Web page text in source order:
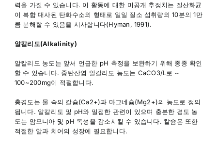
력을 가질 수 있습니다. 이 활동에 대한 미공개 추정치는 질산화균
이 복합 대사된 탄화수소의 형태로 일일 질소 섭취량의 10분의 1만
큼 분해할 수 있음을 시사합니다(Hyman, 1991).
알칼리도(Alkalinity)
알칼리도 농도는 앞서 언급한 pH 측정을 보완하기 위해 종종 확인
할 수 있습니다. 중탄산염 알칼리도 농도는 CaCO3/L로 ~
100~200mg이 적절합니다.
총경도는 물 속의 칼슘(Ca2+)과 마그네슘(Mg2+)의 농도로 정의
됩니다. 알칼리도 및 pH와 밀접한 관련이 있으며 충분한 경도 농
도는 암모니아 및 pH 독성을 감소시킬 수 있습니다. 칼슘은 또한
적절한 알과 치어의 성장에 필요합니다.